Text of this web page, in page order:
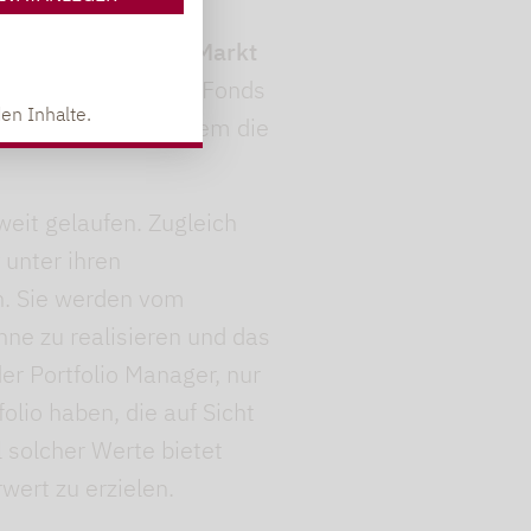
Inhalte.
auf dem
M&A-Markt
2020 hat der Fonds
ein Markt, in dem die
gelaufen. Zugleich
ihren
Sie werden vom
zu realisieren und das
Portfolio Manager, nur
haben, die auf Sicht
solcher Werte bietet
zu erzielen.